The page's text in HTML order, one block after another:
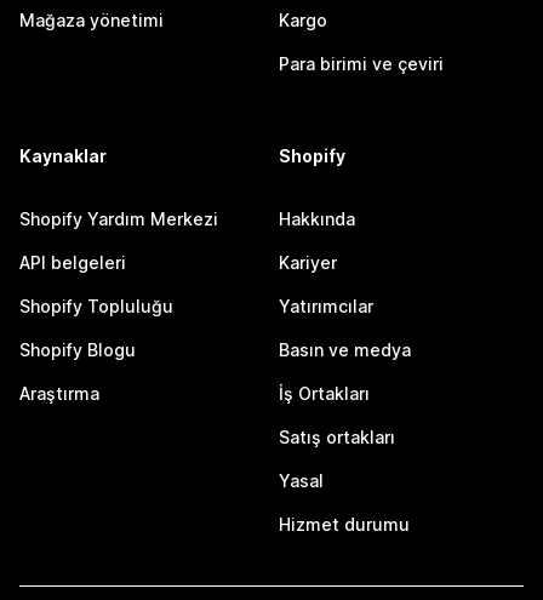
Mağaza yönetimi Kargo
Para birimi ve çeviri
Kaynaklar
Shopify Yardım Merkezi
API belgeleri
Shopify Topluluğu
Shopify Blogu
Araştırma
Shopify
Hakkında
Kariyer
Yatırımcılar
Basın ve medya
İş Ortakları
Satış ortakları
Yasal
Hizmet durumu